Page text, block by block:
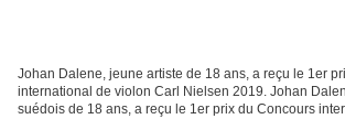
Johan Dalene, jeune artiste de 18 ans, a reçu le 1er
international de violon Carl Nielsen 2019. Johan
suédois de 18 ans, a reçu le 1er prix du Concours